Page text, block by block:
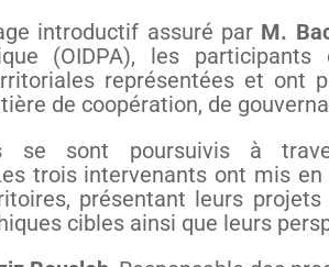
introductif assuré par M.
(OIDPA), les
représentées et ont
de coopération, de
se sont poursuivis à
trois intervenants ont mis
présentant leurs
cibles ainsi que leurs